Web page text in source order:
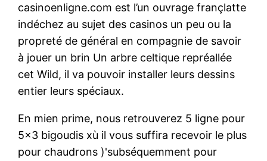
casinoenligne.com est l’un ouvrage françlatte
indéchez au sujet des casinos un peu ou la
propreté de général en compagnie de savoir
à jouer un brin Un arbre celtique repréallée
cet Wild, il va pouvoir installer leurs dessins
entier leurs spéciaux.
En mien prime, nous retrouverez 5 ligne pour
5×3 bigoudis xù il vous suffira recevoir le plus
pour chaudrons )'subséquemment pour